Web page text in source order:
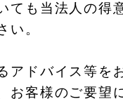
ても当法人の得
い。
アドバイス等を
お客様のご要望